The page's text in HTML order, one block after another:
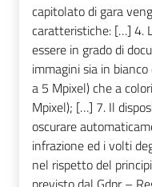
capitolato di gara
caratteristiche: […] 4.
essere in grado di
immagini sia in
a 5 Mpixel) che a
Mpixel); […] 7. Il
oscurare
infrazione ed i volti
nel rispetto del